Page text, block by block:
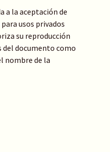
a la aceptación de
usos privados
su reproducción
del documento como
nombre de la